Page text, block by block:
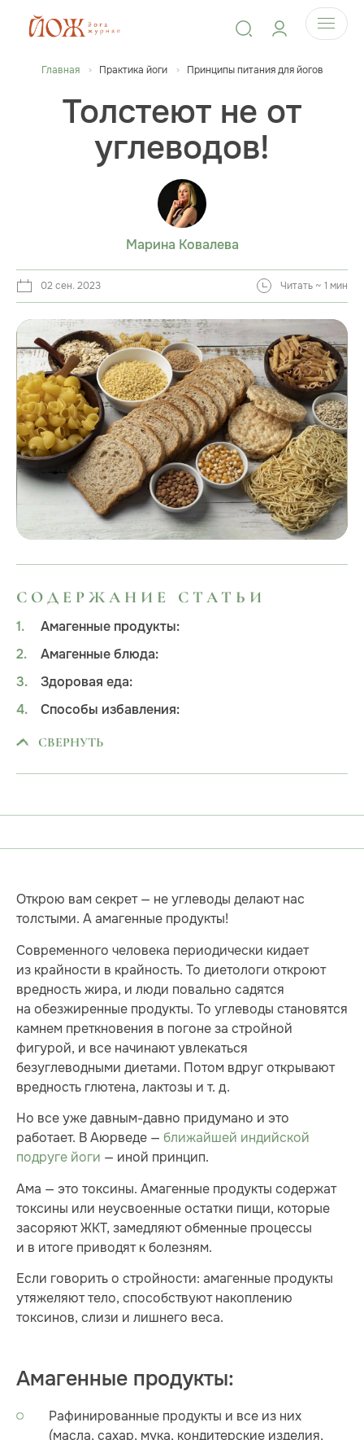
Главная Практика йоги Принципы питания для йогов
Толстеют не от
углеводов!
Марина Ковалева
02 сен. 2023 Читать ~ 1 мин
СОДЕРЖАНИЕ СТАТЬИ
Амагенные продукты:
Амагенные блюда:
Здоровая еда:
Способы избавления:
СВЕРНУТЬ
Открою вам секрет — не углеводы делают нас
толстыми. А амагенные продукты!
Современного человека периодически кидает
из крайности в крайность. То диетологи откроют
вредность жира, и люди повально садятся
на обезжиренные продукты. То углеводы становятся
камнем преткновения в погоне за стройной
фигурой, и все начинают увлекаться
безуглеводными диетами. Потом вдруг открывают
вредность глютена, лактозы и т. д.
Но все уже давным-давно придумано и это
работает. В Аюрведе — ближайшей индийской
подруге йоги — иной принцип.
Ама — это токсины. Амагенные продукты содержат
токсины или неусвоенные остатки пищи, которые
засоряют ЖКТ, замедляют обменные процессы
и в итоге приводят к болезням.
Если говорить о стройности: амагенные продукты
утяжеляют тело, способствуют накоплению
токсинов, слизи и лишнего веса.
Амагенные продукты:
Рафинированные продукты и все из них
(масла, сахар, мука, кондитерские изделия,